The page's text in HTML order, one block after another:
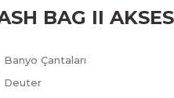
BAG II
Banyo Çantaları
Deuter